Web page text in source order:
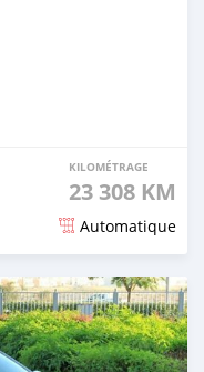
KILOMÉTRAGE
23 308 KM
Automatique